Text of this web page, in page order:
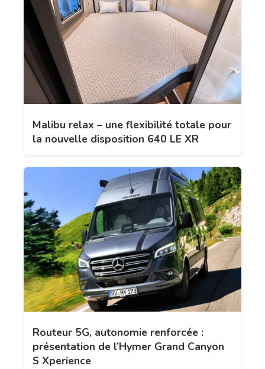
Malibu relax – une flexibilité totale pour
la nouvelle disposition 640 LE XR
Routeur 5G, autonomie renforcée :
présentation de l’Hymer Grand Canyon
S Xperience